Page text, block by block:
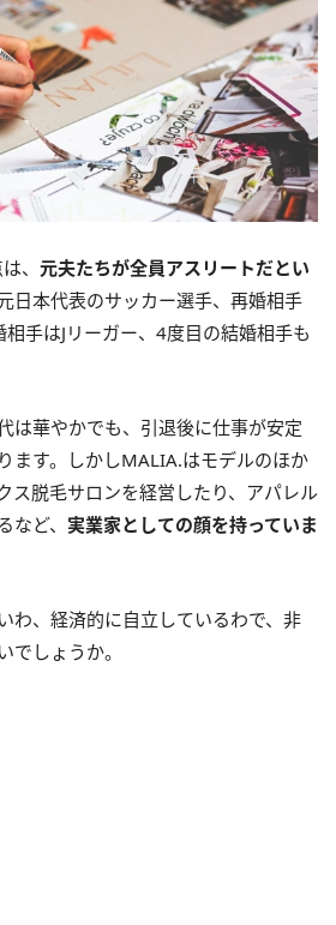
、 元夫たちが全員アスリートだとい
日本代表のサッカー選手、再婚相手
手はJリーガー、4度目の結婚相手も
は華やかでも、引退後に仕事が安定
ます。しかしMALIA.はモデルのほか
ス脱毛サロンを経営したり、アパレル
ど、 実業家としての顔を持っていま
わ、経済的に自立しているわで、非
でしょうか。